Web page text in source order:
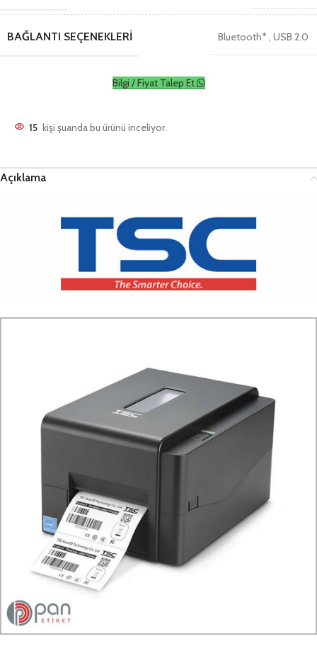
BAĞLANTI SEÇENEKLERI Bluetooth* , USB 2.0
Bilgi / Fiyat Talep Et
15 kişi şuanda bu ürünü inceliyor.
Açıklama